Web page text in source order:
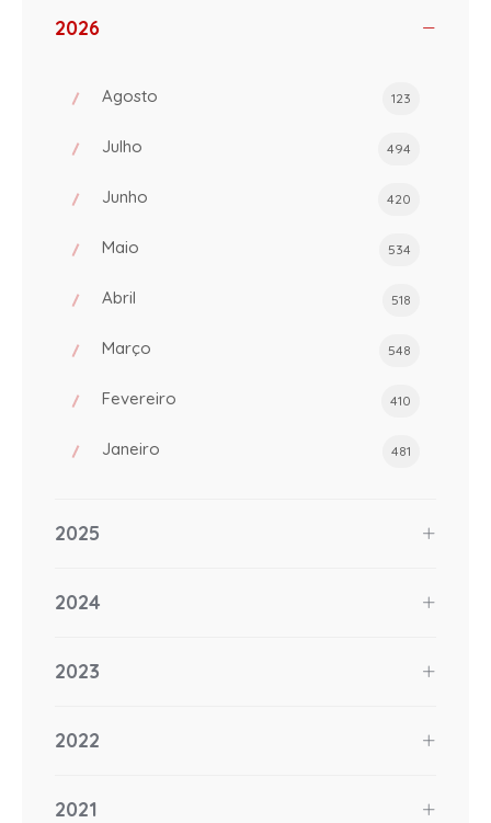
2026
Agosto 123
Julho 494
Junho 420
Maio 534
Abril 518
Março 548
Fevereiro 410
Janeiro 481
2025
2024
2023
2022
2021